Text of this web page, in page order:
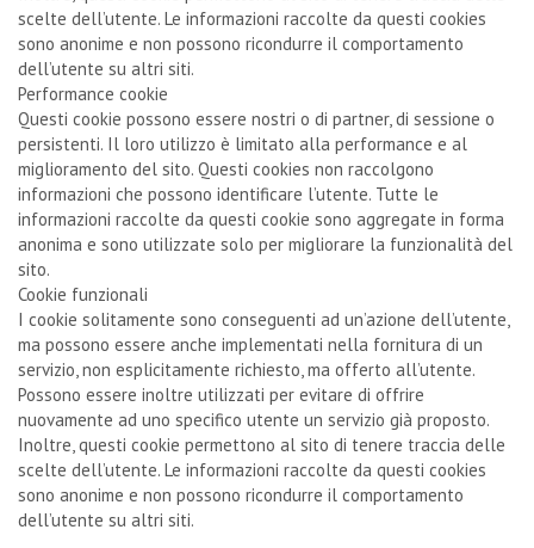
scelte dell’utente. Le informazioni raccolte da questi cookies
sono anonime e non possono ricondurre il comportamento
dell’utente su altri siti.
Performance cookie
Questi cookie possono essere nostri o di partner, di sessione o
persistenti. Il loro utilizzo è limitato alla performance e al
miglioramento del sito. Questi cookies non raccolgono
informazioni che possono identificare l’utente. Tutte le
informazioni raccolte da questi cookie sono aggregate in forma
anonima e sono utilizzate solo per migliorare la funzionalità del
sito.
Cookie funzionali
I cookie solitamente sono conseguenti ad un’azione dell’utente,
ma possono essere anche implementati nella fornitura di un
servizio, non esplicitamente richiesto, ma offerto all’utente.
Possono essere inoltre utilizzati per evitare di offrire
nuovamente ad uno specifico utente un servizio già proposto.
Inoltre, questi cookie permettono al sito di tenere traccia delle
scelte dell’utente. Le informazioni raccolte da questi cookies
sono anonime e non possono ricondurre il comportamento
dell’utente su altri siti.